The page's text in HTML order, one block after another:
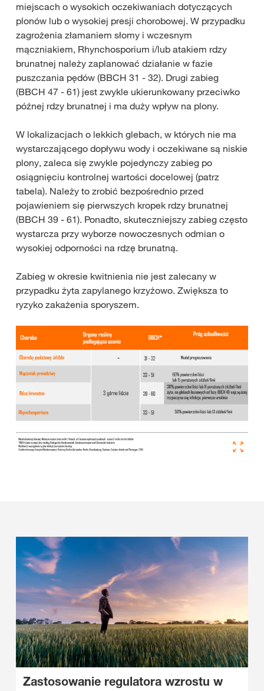
miejscach o wysokich oczekiwaniach dotyczących
plonów lub o wysokiej presji chorobowej. W przypadku
zagrożenia złamaniem słomy i wczesnym
mączniakiem, Rhynchosporium i/lub atakiem rdzy
brunatnej należy zaplanować działanie w fazie
puszczania pędów (BBCH 31 - 32). Drugi zabieg
(BBCH 47 - 61) jest zwykle ukierunkowany przeciwko
późnej rdzy brunatnej i ma duży wpływ na plony.
W lokalizacjach o lekkich glebach, w których nie ma
wystarczającego dopływu wody i oczekiwane są niskie
plony, zaleca się zwykle pojedynczy zabieg po
osiągnięciu kontrolnej wartości docelowej (patrz
tabela). Należy to zrobić bezpośrednio przed
pojawieniem się pierwszych kropek rdzy brunatnej
(BBCH 39 - 61). Ponadto, skuteczniejszy zabieg często
wystarcza przy wyborze nowoczesnych odmian o
wysokiej odporności na rdzę brunatną.
Zabieg w okresie kwitnienia nie jest zalecany w
przypadku żyta zapylanego krzyżowo. Zwiększa to
ryzyko zakażenia sporyszem.
Zastosowanie regulatora wzrostu w